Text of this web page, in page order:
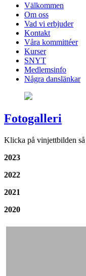
Välkommen
Om oss
Vad vi erbjuder
Kontakt
Våra kommittéer
Kurser
SNYT
Medlemsinfo
Några danslänkar
Fotogalleri
Klicka på vinjettbilden så
2023
2022
2021
2020